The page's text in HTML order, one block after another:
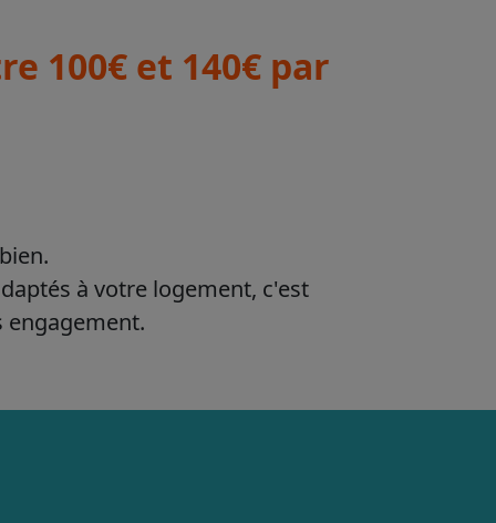
100€ et 140€ par
à votre logement, c'est
engagement.